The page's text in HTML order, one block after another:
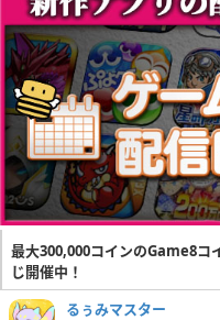
最大300,000コインのGame8コ
じ開催中！
るぅみマスター